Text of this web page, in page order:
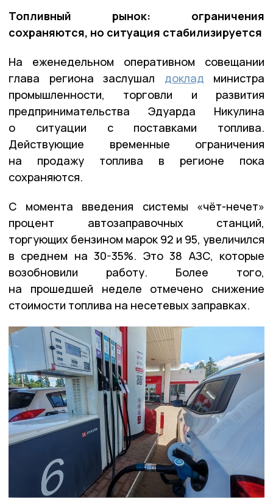
Топливный рынок: ограничения
сохраняются, но ситуация стабилизируется
На еженедельном оперативном совещании
глава региона заслушал доклад министра
промышленности, торговли и развития
предпринимательства Эдуарда Никулина
о ситуации с поставками топлива.
Действующие временные ограничения
на продажу топлива в регионе пока
сохраняются.
С момента введения системы «чёт-нечет»
процент автозаправочных станций,
торгующих бензином марок 92 и 95, увеличился
в среднем на 30-35%. Это 38 АЗС, которые
возобновили работу. Более того,
на прошедшей неделе отмечено снижение
стоимости топлива на несетевых заправках.